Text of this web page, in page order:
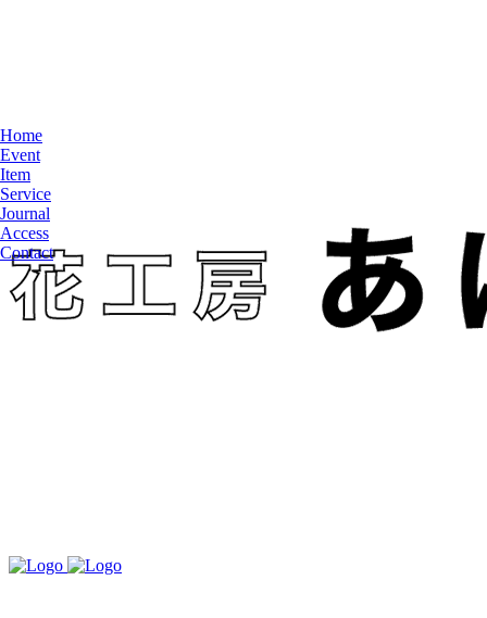
Home
Event
Item
Service
Journal
Access
Contact